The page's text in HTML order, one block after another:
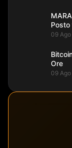
Posto
09
Ore
09